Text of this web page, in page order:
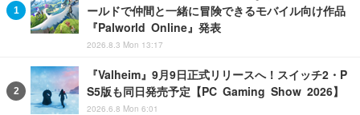
ールドで仲間と一緒に冒険できるモバイル向け作品
『Palworld Online』発表
2026.8.3 Mon 13:17
『Valheim』9月9日正式リリースへ！スイッチ2・P
S5版も同日発売予定【PC Gaming Show 2026】
2026.6.8 Mon 6:01